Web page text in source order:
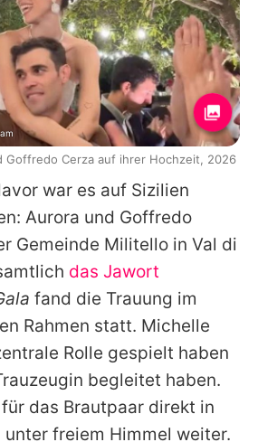
war es auf Sizilien
Aurora und Goffredo
Gemeinde Militello in Val di
das Jawort
fand die Trauung im
Rahmen statt. Michelle
Rolle gespielt haben
begleitet haben.
das Brautpaar direkt in
unter freiem Himmel weiter.
Goffredo Cerza auf ihrer Hochzeit, 2026